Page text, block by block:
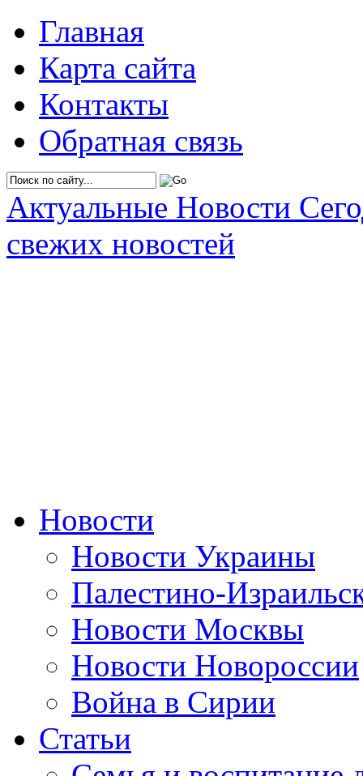
Главная
Карта сайта
Контакты
Обратная связь
Актуальные Новости
свежих новостей
Новости
Новости Украины
Палестино-
Новости Москвы
Новости Новороссии
Война в Сирии
Статьи